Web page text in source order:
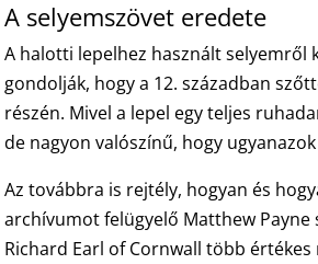
A selyemszövet eredete
A halotti lepelhez használt selyemről
gondolják, hogy a 12. században
részén. Mivel a lepel egy teljes
de nagyon valószínű, hogy
Az továbbra is rejtély, hogyan és
archívumot felügyelő Matthew
Richard Earl of Cornwall több